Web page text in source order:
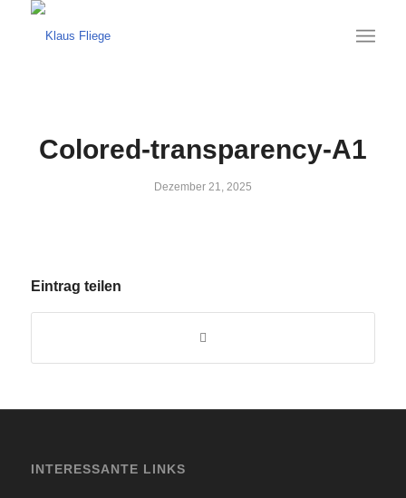
Colored-transparency-A1
Dezember 21, 2025
Eintrag teilen
INTERESSANTE LINKS